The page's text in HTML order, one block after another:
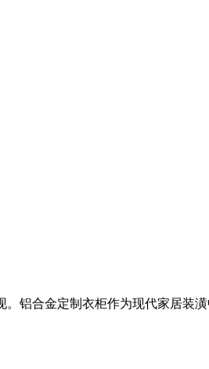
铝合金定制衣柜作为现代家居装